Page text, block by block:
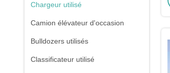
Chargeur utilisé
Camion élévateur d'occasion
Bulldozers utilisés
Classificateur utilisé